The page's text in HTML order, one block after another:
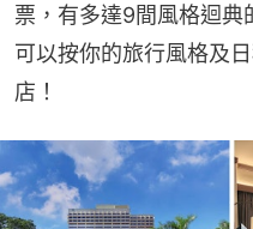
票，有多達9間風格迴典
可以按你的旅行風格及
店！